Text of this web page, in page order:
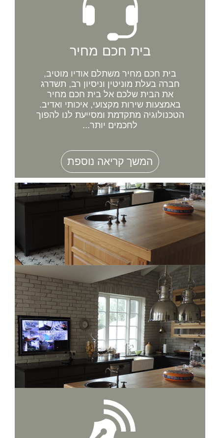
בית חכם מחיר
בית חכם מחיר משתלם אודיו מוטיב,
חברה בעלת מוניטין וניסיון רב, תשדרג
את הבית שלכם אל בית חכם מחיר
באמצעות שירות מקצועי, איכותי ואדיב.
הטכנולוגיה מתקדמת ומסייעת לנו להפוך
לחכמים יותר...
המשך קריאה נוספת